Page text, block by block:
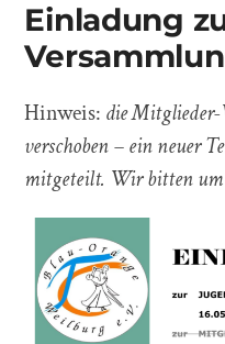
Einladung
Hinweis: die
verschoben – ein neuer
mitgeteilt. Wir bitten um